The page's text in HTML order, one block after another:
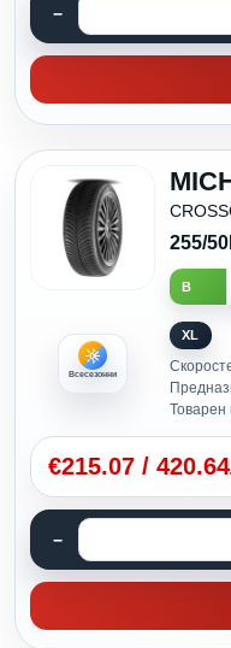
Всесезонни
255/
B
XL
Товарен
€215.07 /